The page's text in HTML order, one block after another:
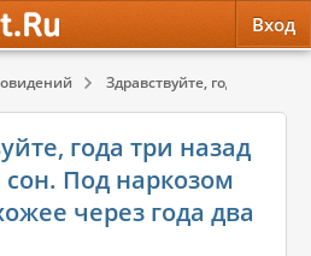
Вход
Здравствуйте, года три
года три назад
Под наркозом
через года два